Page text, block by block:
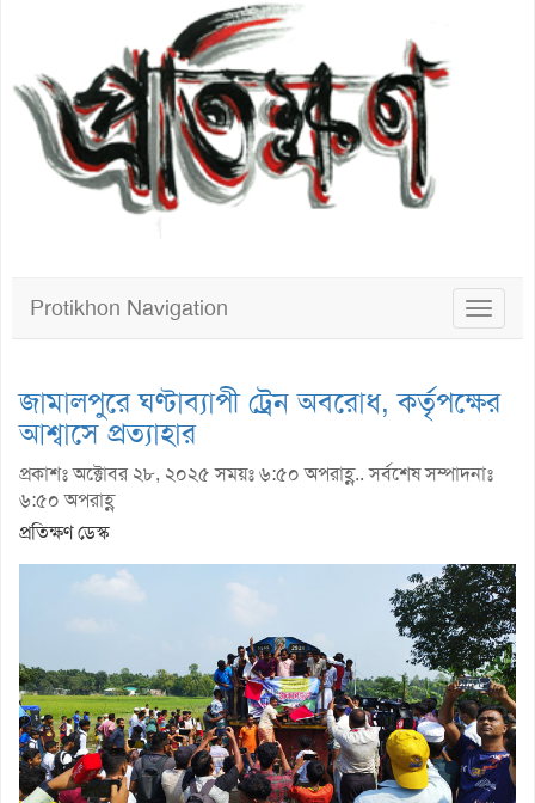
Toggle
Protikhon Navigation
জামালপুরে ঘণ্টাব্যাপী ট্রেন অবরোধ, কর্তৃপক্ষের
আশ্বাসে প্রত্যাহার
প্রকাশঃ অক্টোবর ২৮, ২০২৫ সময়ঃ ৬:৫০ অপরাহ্ণ.. সর্বশেষ সম্পাদনাঃ
৬:৫০ অপরাহ্ণ
প্রতিক্ষণ ডেস্ক